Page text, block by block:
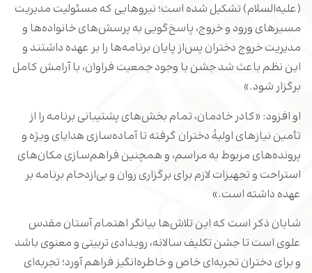
(علیه‌السلام) تشکیل شده است؛ نیروهایی که مسئولیت مدیریت
مسیرهای ورود و خروج، پاسخ‌گویی به پرسش‌های خانواده‌ها و
مدیریت خروج دختران پس‌از پایان برنامه‌ها را بر عهده داشتند و
این نظم باعث شد جشن با وجود جمعیت فراوان، با آرامش کامل
برگزار شود.»
او افزود: «کادر خادمان، تمام بخش‌های پشتیبانی برنامه را از
تأمین نیازهای اولیۀ دختران گرفته تا آماده‌سازی هدایای ویژه و
پرونده‌های مربوط به مراسم، و همچنین فراهم‌سازی مکان‌های
استراحت و تجهیزات لازم برای برگزاری روان و بی‌ازدحام برنامه‌ بر
عهده داشته است.»
شایان ذکر است که این تلاش‌ها بیانگر اهتمام آستان مقدس
علوی است تا جشن تکلیف سالانه، رویدادی تربیتی و معنوی باشد
و برای دختران تجربه‌ای خاص و خاطره‌انگیز فراهم آورد؛ تجربه‌ای